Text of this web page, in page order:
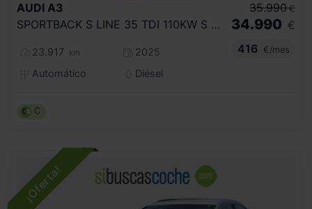
AUDI A3
SPORTBACK S LINE 35 TDI 110KW S TRONIC
23.917 km
2025
Automático
Diésel
35.990 €
34.990 €
416
€/mes
C